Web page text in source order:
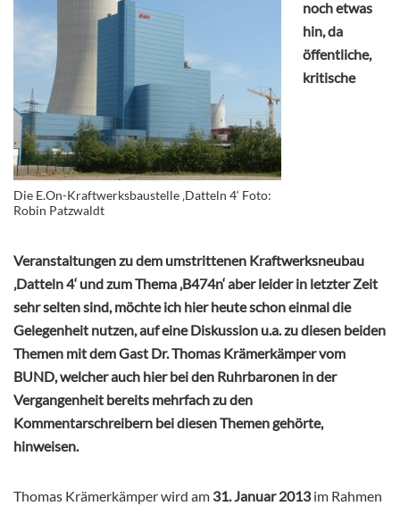
Die E.On-Kraftwerksbaustelle ‚Datteln 4‘ Foto:
Robin Patzwaldt
noch etwas
hin, da
öffentliche,
kritische
Veranstaltungen zu dem umstrittenen Kraftwerksneubau
‚Datteln 4‘ und zum Thema ‚B474n‘ aber leider in letzter Zeit
sehr selten sind, möchte ich hier heute schon einmal die
Gelegenheit nutzen, auf eine Diskussion u.a. zu diesen beiden
Themen mit dem Gast Dr. Thomas Krämerkämper vom
BUND, welcher auch hier bei den Ruhrbaronen in der
Vergangenheit bereits mehrfach zu den
Kommentarschreibern bei diesen Themen gehörte,
hinweisen.
Thomas Krämerkämper wird am 31. Januar 2013im Rahmen